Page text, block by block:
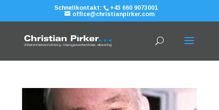
Schnellkontakt:
+43 660 9073001
office@christianpirker.com